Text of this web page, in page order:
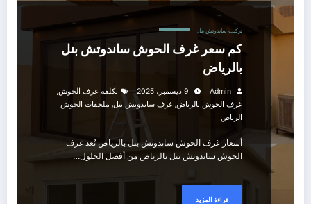
تركيب ساندوتش بنل
كم سعر غرف الحوش ساندوتش بنل
بالرياض
Admin 9 ديسمبر، 2025 تكلفة غرف الحوش,
غرف الحوش بالرياض, غرف ساندوتش بنل, ملحقات الحوش
الرياض
أسعار غرف الحوش ساندوتش بنل بالرياض تُعد غرف
الحوش ساندوتش بنل بالرياض من أفضل الحلول…
قراءة المزيد